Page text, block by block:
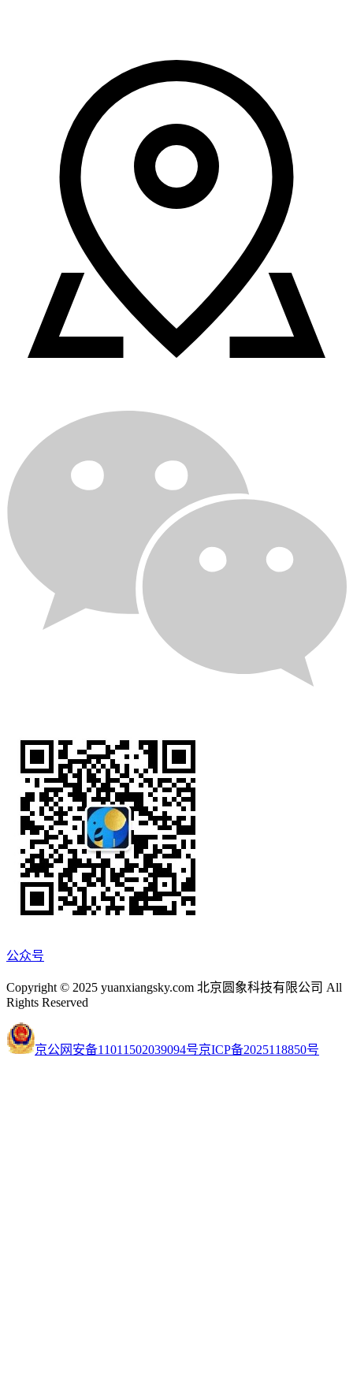
公众号
Copyright © 2025 yuanxiangsky.com 北京圆象科技有限公司 All
Rights Reserved
京公网安备11011502039094号京ICP备2025118850号